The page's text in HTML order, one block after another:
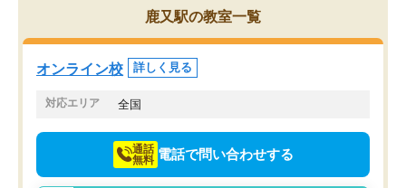
を的確に指導いただき、子どももびっ
くりするほど楽しんでやる気を持って
塾を受けています。狙い通り、少しず
つ成績も上がり、苦手意識も無くなっ
てきたので、さらに苦手な数学も追加
でお願いしました。来年の高校受験に
鹿又駅の教室一覧
オンライン校 詳しく見る
対応エリア 全国
通話
無料 電話で問い合わせする